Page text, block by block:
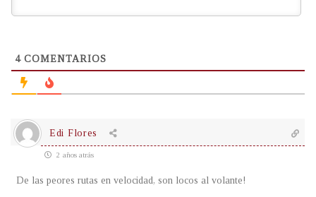
4COMENTARIOS
Edi Flores
2 años atrás
De las peores rutas en velocidad, son locos al volante!